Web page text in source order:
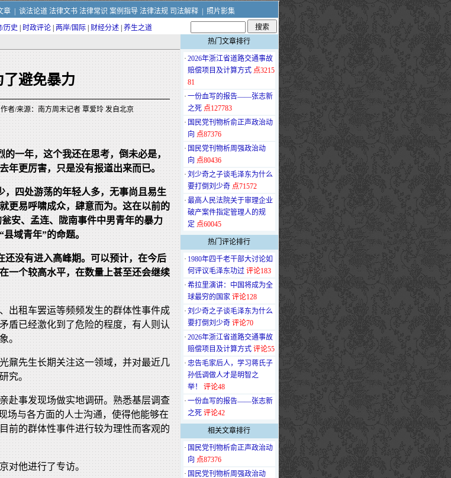
章| 谈法论道 法律文书 法律常识 案例指导 法律法规 司法解释|
照片影集
历史 时政评论 两岸/国际 财经分述 养生之道
了避免暴力
者/来源：南方周末记者 覃爱玲 发自北京
的一年，这个我还在思考，倒未必是，
年更厉害，只是没有报道出来而已。
四处游荡的年轻人多，无事尚且易生
更易呼啸成众，肆意而为。这在以前的
安、孟连、陇南事件中男青年的暴力
县域青年”的命题。
还没有进入高峰期。可以预计，在今后
一个较高水平，在数量上甚至还会继续
出租车罢运等频频发生的群体性事件成
盾已经激化到了危险的程度，有人则认
。
鼐先生长期关注这一领域，并对最近几
究。
赴事发现场做实地调研。熟悉基层调查
场与各方面的人士沟通，使得他能够在
前的群体性事件进行较为理性而客观的
对他进行了专访。
热门文章排行
· 2026年浙江省道路交通事故
赔偿项目及计算方式 点3215
81
· 一份血写的报告——张志新
之死 点127783
· 国民党刊物析俞正声政治动
向 点87376
· 国民党刊物析周强政治动
向 点80436
· 刘少奇之子谈毛泽东为什么
要打倒刘少奇 点71572
· 最高人民法院关于审理企业
破产案件指定管理人的规
定 点60045
热门评论排行
· 1980年四千老干部大讨论如
何评议毛泽东功过 评论183
· 希拉里演讲：中国将成为全
球最穷的国家 评论128
· 刘少奇之子谈毛泽东为什么
要打倒刘少奇 评论70
· 2026年浙江省道路交通事故
赔偿项目及计算方式 评论55
· 忠告毛家后人，学习蒋氏子
孙低调做人才是明智之
举！
评论48
· 一份血写的报告——张志新
之死 评论42
相关文章排行
· 国民党刊物析俞正声政治动
向 点87376
· 国民党刊物析周强政治动